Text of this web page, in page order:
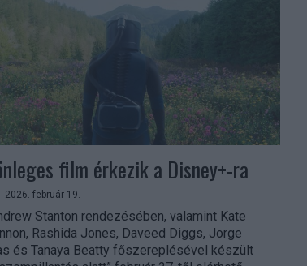
film érkezik a Disney+-ra
2026. február 19.
Stanton rendezésében, valamint Kate
Rashida Jones, Daveed Diggs, Jorge
és Tanaya Beatty főszereplésével készült